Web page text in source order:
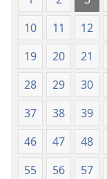
10
11 12
19
20 21
28
29 30
37
38 39
46
47 48
55
56 57